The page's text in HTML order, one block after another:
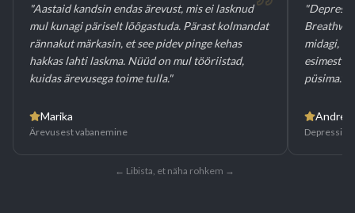
"Aastaid kandsin endas ärevust, mis ei lasknud
mul kunagi päriselt lõõgastuda. Pärast kolmandat
rännakut märkasin, et see pidev pinge kehas
hakkas lahti laskma. Nüüd on mul tööriistad,
kuidas ärevusega toime tulla."
Marika
Ärevusest vabanemine
"
midagi,
esimest
püsima."
Andres
← Libista, et näha rohkem →